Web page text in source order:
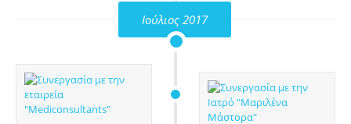
Ιούλιος 2017